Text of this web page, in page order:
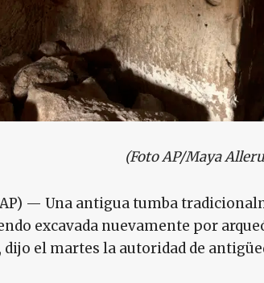
(Foto AP/Maya
(AP) — Una antigua tumba
excavada nuevamente por
dijo el martes la autoridad de